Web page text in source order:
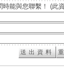
能與您聯繫！ (此